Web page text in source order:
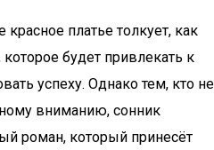
платье толкует, как
будет привлекать к
успеху. Однако тем, кто не
вниманию, сонник
роман, который принесёт